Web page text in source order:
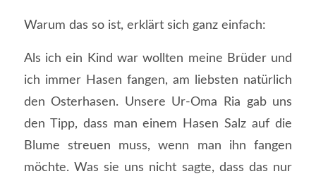
Warum das so ist, erklärt sich ganz einfach:
Als ich ein Kind war wollten meine Brüder und
ich immer Hasen fangen, am liebsten natürlich
den Osterhasen. Unsere Ur-Oma Ria gab uns
den Tipp, dass man einem Hasen Salz auf die
Blume streuen muss, wenn man ihn fangen
möchte. Was sie uns nicht sagte, dass das nur